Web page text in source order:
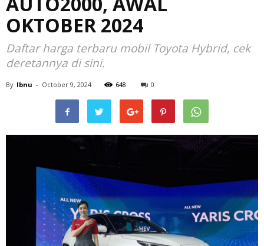
OKTOBER 2024
Daftar harga terbaru mobil Toyota Hybrid, cek
deretannya di sini.
By Ibnu - October 9, 2024 648 0